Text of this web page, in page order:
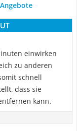
einwirken
zu anderen
schnell
dass sie
kann.